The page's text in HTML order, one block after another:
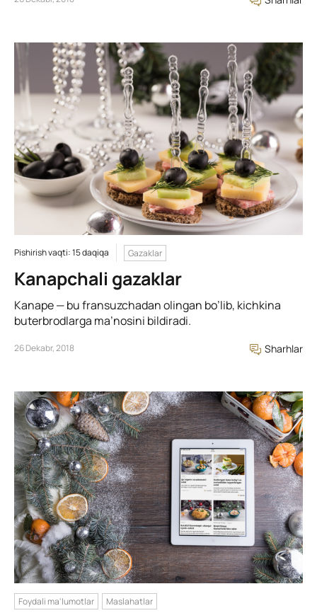
Pishirish vaqti: 15 daqiqa Gazaklar
Kanapchali gazaklar
Kanape — bu fransuzchadan olingan bo’lib, kichkina
buterbrodlarga ma’nosini bildiradi.
26 Dekabr, 2018 Sharhlar
Foydali ma'lumotlar Maslahatlar